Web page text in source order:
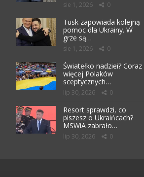
sie 1, 2026 0
Tusk zapowiada kolejną
pomoc dla Ukrainy. W
grze są…
sie 1, 2026 0
Światełko nadziei? Coraz
więcej Polaków
sceptycznych…
lip 30, 2026 0
Resort sprawdzi, co
piszesz o Ukraińcach?
MSWiA zabrało…
lip 30, 2026 0